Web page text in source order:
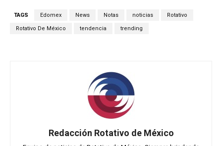
TAGS Edomex News Notas noticias Rotativo
Rotativo De México tendencia trending
Redacción Rotativo de México